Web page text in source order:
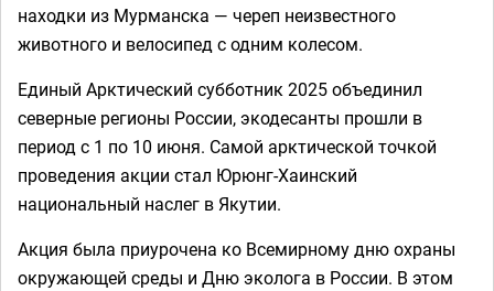
находки из Мурманска — череп неизвестного
животного и велосипед с одним колесом.
Единый Арктический субботник 2025 объединил
северные регионы России, экодесанты прошли в
период с 1 по 10 июня. Самой арктической точкой
проведения акции стал Юрюнг-Хаинский
национальный наслег в Якутии.
Акция была приурочена ко Всемирному дню охраны
окружающей среды и Дню эколога в России. В этом